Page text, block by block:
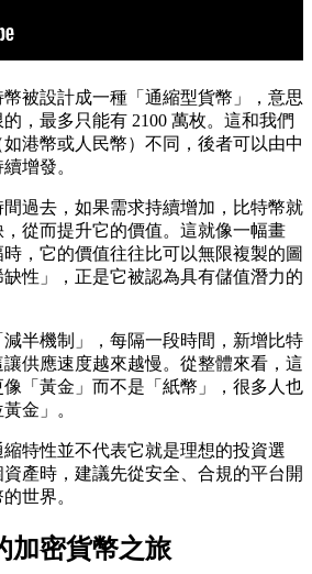
被設計成一種「通縮型貨幣」，意思
，最多只能有 2100 萬枚。這和我們
港幣或人民幣）不同，後者可以由中
增發。
過去，如果需求持續增加，比特幣就
從而提升它的價值。這就像一幅畫
，它的價值往往比可以無限複製的圖
性」，正是它被認為具有儲值潛力的
半機制」，每隔一段時間，新增比特
供應速度越來越慢。從整體來看，這
「黃金」而不是「紙幣」，很多人也
金」。
特性並不代表它就是理想的投資選
產時，建議先從安全、合規的平台開
世界。
加密貨幣之旅